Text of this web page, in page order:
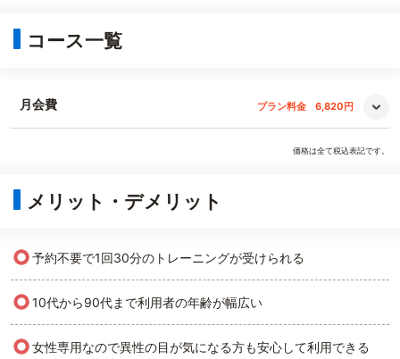
コース一覧
月会費 プラン料金 6,820円
価格は全て税込表記です。
メリット・デメリット
○予約不要で1回30分のトレーニングが受けられる
○10代から90代まで利用者の年齢が幅広い
○女性専用なので異性の目が気になる方も安心して利用できる